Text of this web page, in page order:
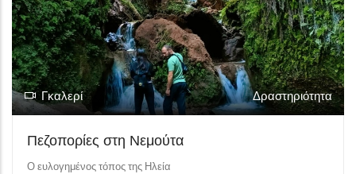
Γκαλερί Δραστηριότητα
Πεζοπορίες στη Νεμούτα
Ο ευλογημένος τόπος της Ηλεία